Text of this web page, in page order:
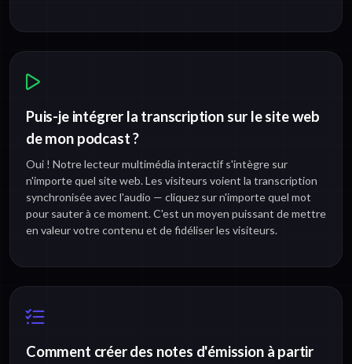
Puis-je intégrer la transcription sur le site web
de mon podcast ?
Oui ! Notre lecteur multimédia interactif s'intègre sur
n'importe quel site web. Les visiteurs voient la transcription
synchronisée avec l'audio — cliquez sur n'importe quel mot
pour sauter à ce moment. C'est un moyen puissant de mettre
en valeur votre contenu et de fidéliser les visiteurs.
Comment créer des notes d'émission à partir